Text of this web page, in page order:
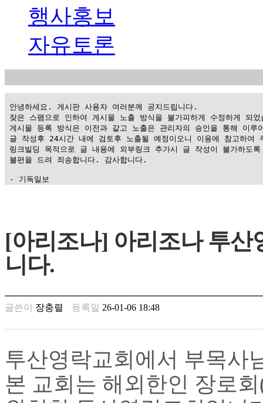
행사홍보
자유토론
안녕하세요. 게시판 사용자 여러분께 공지드립니다.
잦은 스팸으로 인하여 게시물 노출 방식을 불가피하게 수정하게 되었
게시물 등록 방식은 이전과 같고 노출은 관리자의 승인을 통해 이루
글 작성후 24시간 내에 검토후 노출될 예정이오니 이용에 참고하여
링크빌딩 목적으로 글 내용에 외부링크 추가시 글 작성이 불가하도
불편을 드려 죄송합니다. 감사합니다.
- 기독일보
남
기
은
링
크
주
minky
합
[아리조나] 아리조나 투
니다.
글쓴이 장충렬 등록일 26-01-06 18:48
투산영락교회에서 부목사
본 교회는 해외한인 장로